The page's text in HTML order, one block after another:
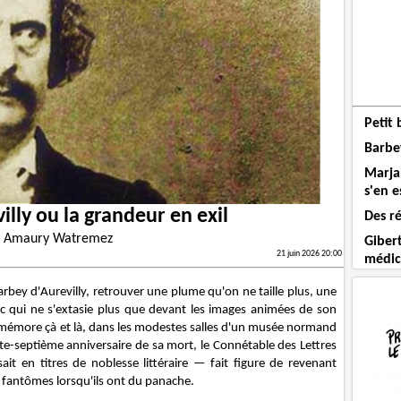
ou la grandeur en exil
Amaury Watremez
21 juin 2026 20:00
d'Aurevilly, retrouver une plume qu'on ne taille plus, une
ne s'extasie plus que devant les images animées de son
çà et là, dans les modestes salles d'un musée normand
septième anniversaire de sa mort, le Connétable des Lettres
en titres de noblesse littéraire — fait figure de revenant
lorsqu'ils ont du panache.
Petit
s'en
Des